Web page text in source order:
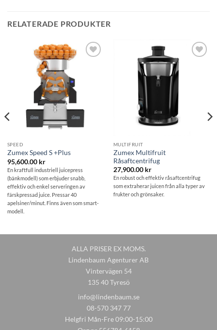
RELATERADE PRODUKTER
SPEED
Zumex Speed S +Plus
95,600.00 kr
En kraftfull industriell juicepress
(bänkmodell) som erbjuder snabb,
effektiv och enkel serveringen av
färskpressad juice. Pressar 40
apelsiner/minut. Finns även som smart-
modell.
önskelistan
MULTIFRUIT
Zumex Multifruit
Råsaftcentrifug
27,900.00 kr
En robust och effektiv råsaftcentrifug
som extraherar juicen från alla typer av
frukter och grönsaker.
ALLA PRISER EX MOMS.
Lindenbaum Agenturer AB
Vintervägen 54
135 40 Tyresö
info@lindenbaum.se
08-570 347 77
Helgfri Mån-Fre 09:00-15:00